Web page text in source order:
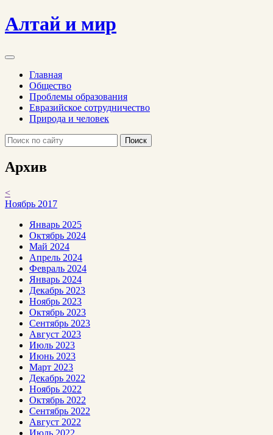
Алтай и мир
Главная
Общество
Проблемы образования
Евразийское сотрудничество
Природа и человек
Поиск
Архив
<
Ноябрь 2017
Январь 2025
Октябрь 2024
Май 2024
Апрель 2024
Февраль 2024
Январь 2024
Декабрь 2023
Ноябрь 2023
Октябрь 2023
Сентябрь 2023
Август 2023
Июль 2023
Июнь 2023
Март 2023
Декабрь 2022
Ноябрь 2022
Октябрь 2022
Сентябрь 2022
Август 2022
Июль 2022